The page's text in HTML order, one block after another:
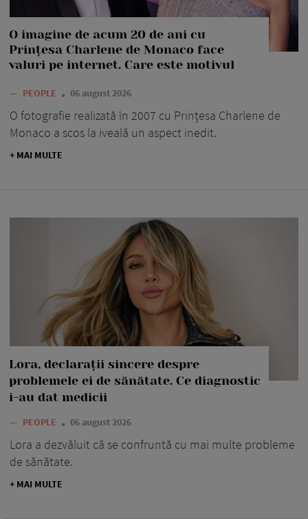
O imagine de acum 20 de ani cu
Prințesa Charlene de Monaco face
valuri pe internet. Care este motivul
— PEOPLE 06 august 2026
O fotografie realizată în 2007 cu Prințesa Charlene de
Monaco a scos la iveală un aspect inedit.
+ MAI MULTE
Lora, declarații sincere despre
problemele ei de sănătate. Ce diagnostic
i-au dat medicii
— PEOPLE 06 august 2026
Lora a dezvăluit că se confruntă cu mai multe probleme
de sănătate.
+ MAI MULTE